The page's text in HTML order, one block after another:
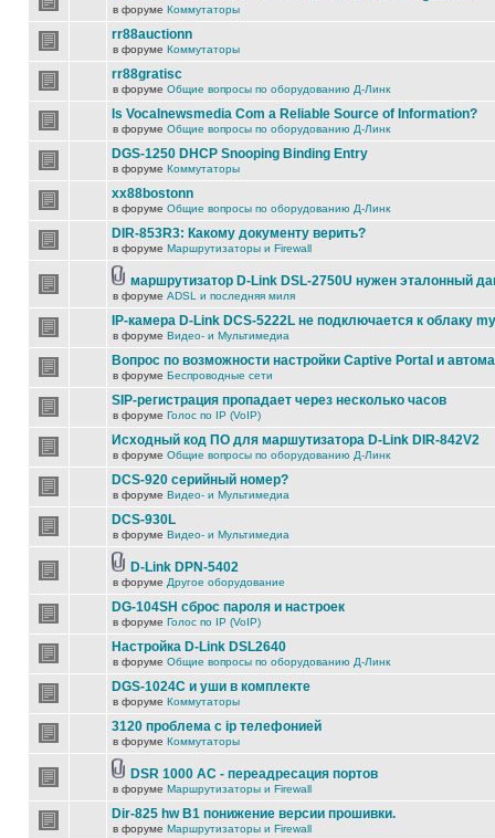
в форуме Коммутаторы
rr88auctionn
в форуме Коммутаторы
rr88gratisc
в форуме Общие вопросы по оборудованию Д-Линк
Is Vocalnewsmedia Com a Reliable Source of Information?
в форуме Общие вопросы по оборудованию Д-Линк
DGS-1250 DHCP Snooping Binding Entry
в форуме Коммутаторы
xx88bostonn
в форуме Общие вопросы по оборудованию Д-Линк
DIR-853R3: Какому документу верить?
в форуме Маршрутизаторы и Firewall
маршрутизатор D-Link DSL-2750U нужен эталонный
в форуме ADSL и последняя миля
IP-камера D-Link DCS-5222L не подключается к облаку
в форуме Видео- и Мультимедиа
Вопрос по возможности настройки Captive Portal и
в форуме Беспроводные сети
SIP-регистрация пропадает через несколько часов
в форуме Голос по IP (VoIP)
Исходный код ПО для маршутизатора D-Link DIR-842V2
в форуме Общие вопросы по оборудованию Д-Линк
DCS-920 серийный номер?
в форуме Видео- и Мультимедиа
DCS-930L
в форуме Видео- и Мультимедиа
D-Link DPN-5402
в форуме Другое оборудование
DG-104SH сброс пароля и настроек
в форуме Голос по IP (VoIP)
Настройка D-Link DSL2640
в форуме Общие вопросы по оборудованию Д-Линк
DGS-1024C и уши в комплекте
в форуме Коммутаторы
3120 проблема с ip телефонией
в форуме Коммутаторы
DSR 1000 AC - переадресация портов
в форуме Маршрутизаторы и Firewall
Dir-825 hw B1 понижение версии прошивки.
в форуме Маршрутизаторы и Firewall